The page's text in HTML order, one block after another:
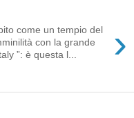
›
come un tempio del
con la grande
”: è questa l...